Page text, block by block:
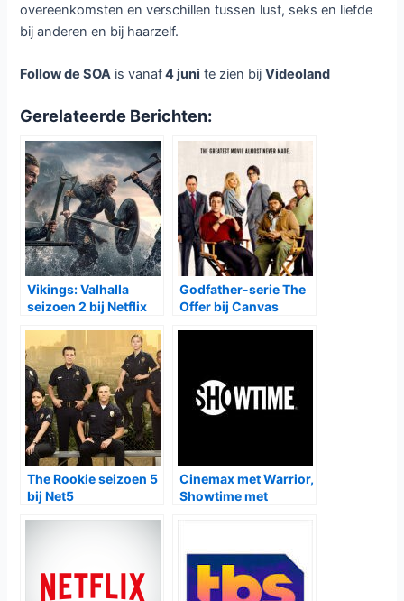
overeenkomsten en verschillen tussen lust, seks en liefde
bij anderen en bij haarzelf.
Follow de SOA is vanaf4 juni te zien bijVideoland
Gerelateerde Berichten:
Vikings: Valhalla
seizoen 2 bij Netflix
Godfather-serie The
Offer bij Canvas
The Rookie seizoen 5
bij Net5
Cinemax met Warrior,
Showtime met